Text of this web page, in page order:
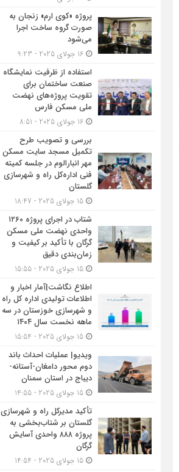
پروژه «کوی ارم» زنجان به
صورت گروه ساخت اجرا
می‌شود
استفاده از ظرفیت نمایشگاه
صنعت ساختمان برای
تقویت پروژه‌های نهضت
ملی مسکن فارس
بررسی و تصویب طرح
تکمیل مسجد سایت مسکن
مهر انبارالوم در جلسه کمیته
فنی اداره‌کل راه و شهرسازی
گلستان
شتاب در اجرای پروژه ۱۲۶۰
واحدی نهضت ملی مسکن
گرگان با تأکید بر کیفیت و
زمان‌بندی دقیق
اطلاع نگاشت|آمار اخبار و
اطلاعات تولیدی اداره کل راه
و شهرسازی خوزستان در سه
ماهه نخست سال ۱۴۰۴
ویدیو| عملیات احداث باند
دوم محور دامغان-آستانه-
دیباج در استان سمنان
تأکید مدیرکل راه و شهرسازی
گلستان بر شتاب‌بخشی به
پروژه ۸۸۸ واحدی آسایش
گرگان